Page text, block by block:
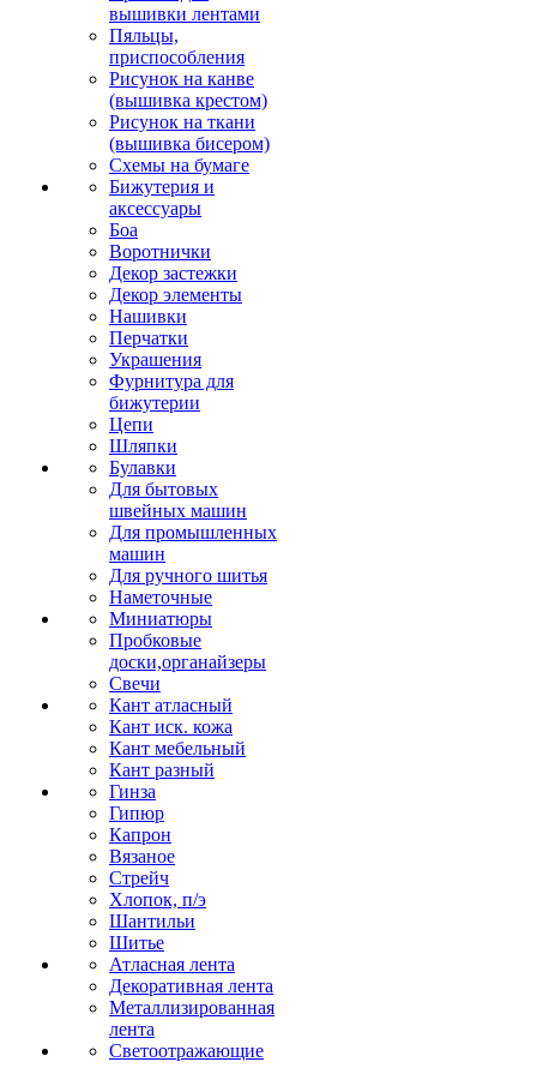
вышивки лентами
Пяльцы,
приспособления
Рисунок на канве
(вышивка крестом)
Рисунок на ткани
(вышивка бисером)
Схемы на бумаге
Бижутерия и
аксессуары
Боа
Воротнички
Декор застежки
Декор элементы
Нашивки
Перчатки
Украшения
Фурнитура для
бижутерии
Цепи
Шляпки
Булавки
Для бытовых
швейных машин
Для промышленных
машин
Для ручного шитья
Наметочные
Миниатюры
Пробковые
доски,органайзеры
Свечи
Кант атласный
Кант иск. кожа
Кант мебельный
Кант разный
Гинза
Гипюр
Капрон
Вязаное
Стрейч
Хлопок, п/э
Шантильи
Шитье
Атласная лента
Декоративная лента
Металлизированная
лента
Светоотражающие